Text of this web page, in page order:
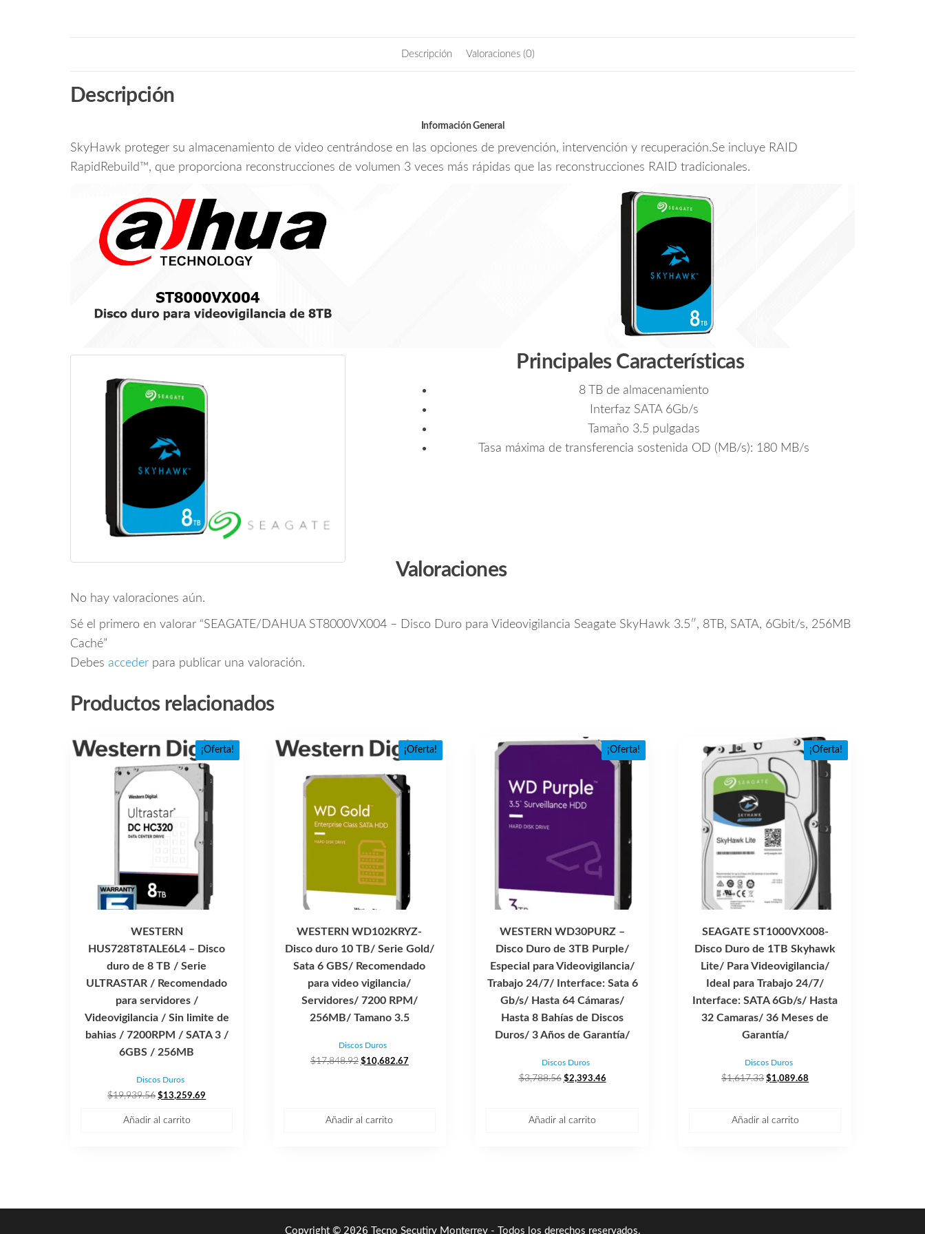
Descripción Valoraciones (0)
Descripción
Información General
SkyHawk proteger su almacenamiento de video centrándose en las opciones de prevención, intervención y recuperación.Se incluye RAID
RapidRebuild™, que proporciona reconstrucciones de volumen 3 veces más rápidas que las reconstrucciones RAID tradicionales.
Principales Características
8 TB de almacenamiento
Interfaz SATA 6Gb/s
Tamaño 3.5 pulgadas
Tasa máxima de transferencia sostenida OD (MB/s): 180 MB/s
Valoraciones
No hay valoraciones aún.
Sé el primero en valorar “SEAGATE/DAHUA ST8000VX004 – Disco Duro para Videovigilancia Seagate SkyHawk 3.5″, 8TB, SATA, 6Gbit/s, 256MB
Caché”
Debes acceder para publicar una valoración.
Productos relacionados
¡Oferta!
WESTERN
HUS728T8TALE6L4 – Disco
duro de 8 TB / Serie
ULTRASTAR / Recomendado
para servidores /
Videovigilancia / Sin limite de
bahias / 7200RPM / SATA 3 /
6GBS / 256MB
Discos Duros
$19,939.56 El
original
$13,259.69
Añadir al carrito
¡Oferta!
WESTERN WD102KRYZ-
Disco duro 10 TB/ Serie Gold/
Sata 6 GBS/ Recomendado
para video vigilancia/
Servidores/ 7200 RPM/
256MB/ Tamano 3.5
Discos Duros
$17,848.92 El
$17,848.92.
$10,682.67El
Añadir al carrito
¡Oferta!
WESTERN WD30PURZ –
Disco Duro de 3TB Purple/
Especial para Videovigilancia/
Trabajo 24/7/ Interface: Sata 6
Gb/s/ Hasta 64 Cámaras/
Hasta 8 Bahías de Discos
Duros/ 3 Años de Garantía/
Discos Duros
$3,788.56 El
era:
$2,393.46El
Añadir al carrito
¡Oferta!
SEAGATE ST1000VX008-
Disco Duro de 1TB Skyhawk
Lite/ Para Videovigilancia/
Ideal para Trabajo 24/7/
Interface: SATA 6Gb/s/ Hasta
32 Camaras/ 36 Meses de
Garantía/
Discos Duros
$1,617.33 El
era:
$1,089.68
Añadir al carrito
Copyright © 2026 Tecno Secutiry Monterrey - Todos los derechos reservados.